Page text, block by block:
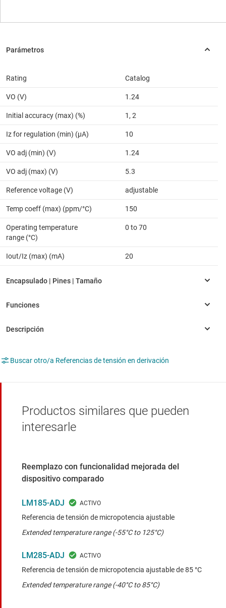
Rating Catalog
VO (V) 1.24
Initial accuracy (max) (%) 1, 2
Iz for regulation (min) (µA) 10
VO adj (min) (V) 1.24
VO adj (max) (V) 5.3
Reference voltage (V) adjustable
Temp coeff (max) (ppm/°C) 150
Operating temperature
range (°C)
0 to 70
Iout/Iz (max) (mA) 20
Buscar otro/a Referencias de tensión en derivación
Productos similares que pueden
interesarle
Reemplazo con funcionalidad mejorada del
dispositivo comparado
LM185-ADJ
Referencia de tensión de micropotencia ajustable
Extended temperature range (-55°C to 125°C)
LM285-ADJ
Referencia de tensión de micropotencia ajustable de 85 °C
Extended temperature range (-40°C to 85°C)